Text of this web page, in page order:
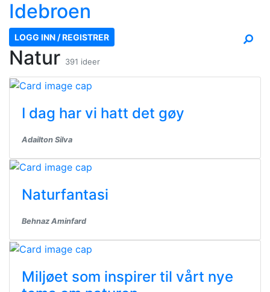
Idebroen
LOGG INN / REGISTRER
Natur 391 ideer
I dag har vi hatt det gøy
Adailton Silva
Naturfantasi
Behnaz Aminfard
Miljøet som inspirer til vårt nye